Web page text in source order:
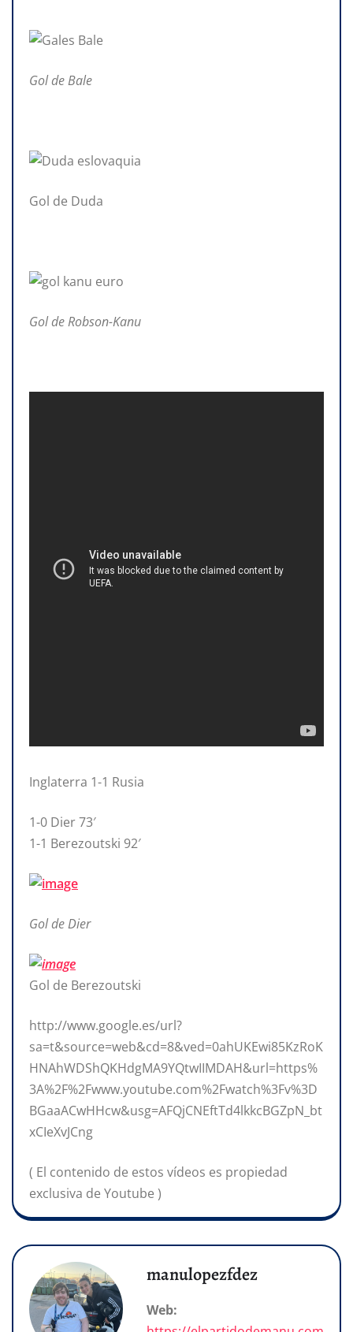
Gol de Bale
Gol de Duda
Gol de Robson-Kanu
Inglaterra 1-1 Rusia
1-0 Dier 73′
1-1 Berezoutski 92′
Gol de Dier
Gol de Berezoutski
http://www.google.es/url?
sa=t&source=web&cd=8&ved=0ahUKEwi85KzRoK
HNAhWDShQKHdgMA9YQtwIIMDAH&url=https%
3A%2F%2Fwww.youtube.com%2Fwatch%3Fv%3D
BGaaACwHHcw&usg=AFQjCNEftTd4lkkcBGZpN_bt
xCIeXvJCng
( El contenido de estos vídeos es propiedad
exclusiva de Youtube )
manulopezfdez
Web: